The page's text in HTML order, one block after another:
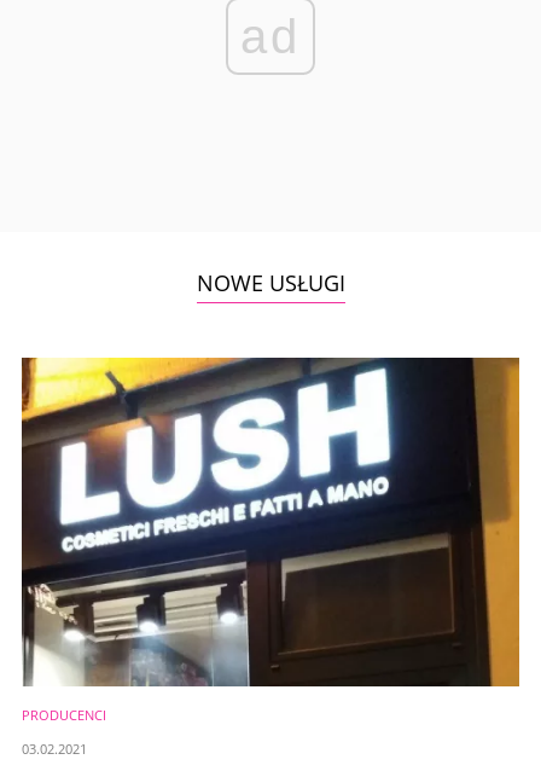
ad
NOWE USŁUGI
PRODUCENCI
03.02.2021